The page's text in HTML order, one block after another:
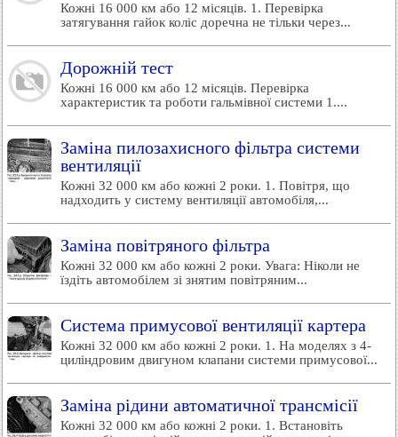
Кожні 16 000 км або 12 місяців. 1. Перевірка
затягування гайок коліс доречна не тільки через...
Дорожній тест
Кожні 16 000 км або 12 місяців. Перевірка
характеристик та роботи гальмівної системи 1....
Заміна пилозахисного фільтра системи
вентиляції
Кожні 32 000 км або кожні 2 роки. 1. Повітря, що
надходить у систему вентиляції автомобіля,...
Заміна повітряного фільтра
Кожні 32 000 км або кожні 2 роки. Увага: Ніколи не
їздіть автомобілем зі знятим повітряним...
Система примусової вентиляції картера
Кожні 32 000 км або кожні 2 роки. 1. На моделях з 4-
циліндровим двигуном клапани системи примусової...
Заміна рідини автоматичної трансмісії
Кожні 32 000 км або кожні 2 роки. 1. Встановіть